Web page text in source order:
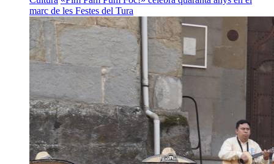
marc de les Festes del Tura